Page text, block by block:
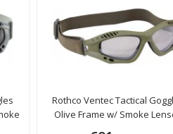
Rothco Ventec Tactical
Olive Frame w/ Smoke